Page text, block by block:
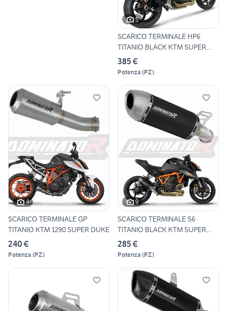
5
SCARICO TERMINALE HP6
TITANIO BLACK KTM SUPER
DUKE
385 €
Potenza (PZ)
4
SCARICO TERMINALE GP
TITANIO KTM 1290 SUPER DUKE
240 €
Potenza (PZ)
9
SCARICO TERMINALE S6
TITANIO BLACK KTM SUPER
DUKE
285 €
Potenza (PZ)